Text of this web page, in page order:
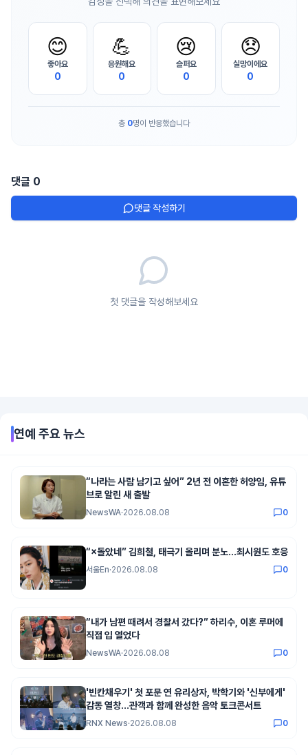
😊
좋아요
0
💪
응원해요
0
😢
슬퍼요
0
😞
실망이에요
0
총 0명이 반응했습니다
댓글 0
댓글 작성하기
첫 댓글을 작성해보세요
연예 주요 뉴스
“나라는 사람 남기고 싶어” 2년 전 이혼한 허양임, 유튜
브로 알린 새 출발
NewsWA·2026.08.08 0
“×돌았네” 김희철, 태극기 올리며 분노…최시원도 호응
서울En·2026.08.08 0
“내가 남편 때려서 경찰서 갔다?” 하리수, 이혼 루머에
직접 입 열었다
NewsWA·2026.08.08 0
'빈칸채우기' 첫 포문 연 유리상자, 박학기와 '신부에게'
감동 열창…관객과 함께 완성한 음악 토크콘서트
RNX News·2026.08.08 0